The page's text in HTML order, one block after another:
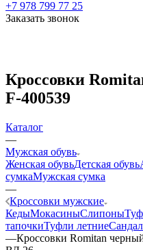
+7 978 799 77 25
Заказать звонок
Кроссовки
F-400539
Каталог
—
Мужская обувь
Женская обувьДетская обувь
сумкаМужская сумка
—
Кроссовки мужские
КедыМокасиныСлипоны
тапочкиТуфли летние
—Кроссовки Romitan